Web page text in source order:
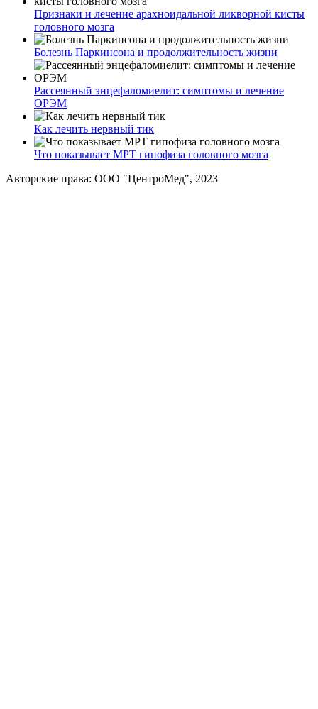
Признаки и лечение арахноидальной ликворной кисты
головного мозга
Болезнь Паркинсона и продолжительность жизни
Рассеянный энцефаломиелит: симптомы и лечение
ОРЭМ
Как лечить нервный тик
Что показывает МРТ гипофиза головного мозга
Авторские права: ООО "ЦентроМед", 2023